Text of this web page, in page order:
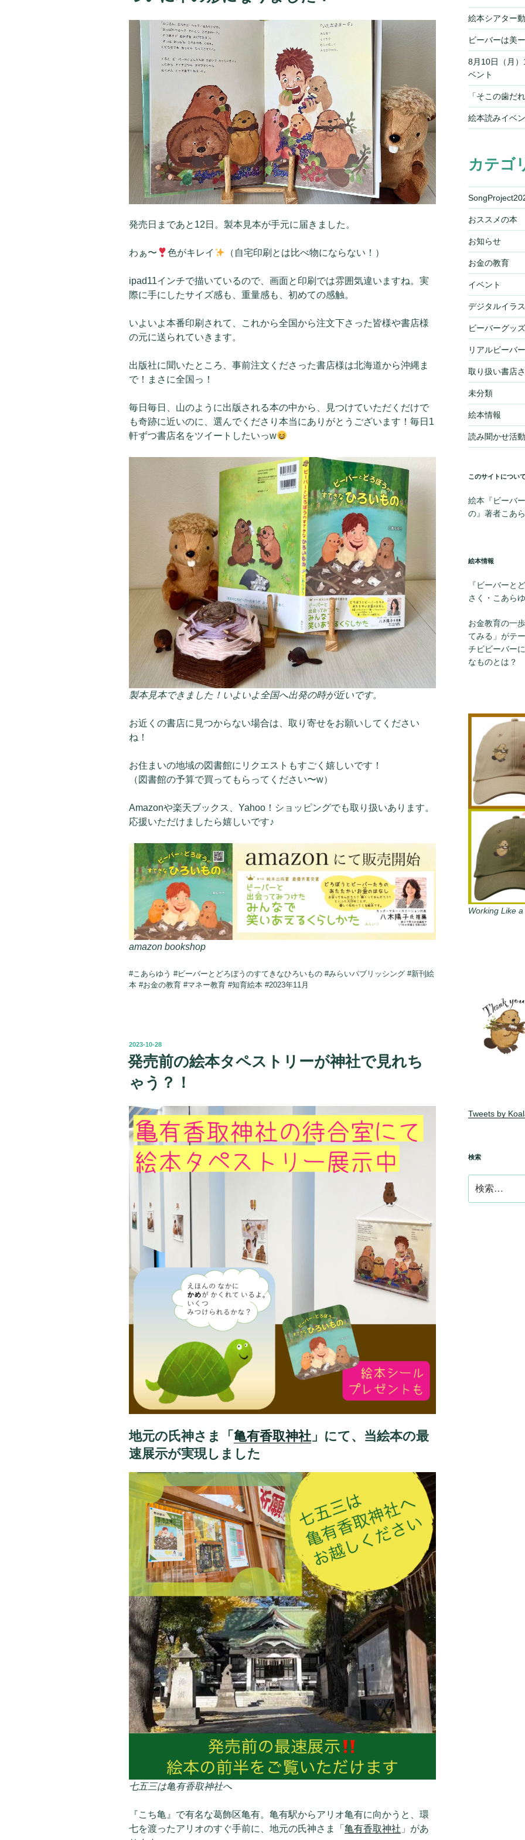
発売日まであと12日。製本見本が手元に届きました。
わぁ〜 色がキレイ （自宅印刷とは比べ物にならない！）
ipad11インチで描いているので、画面と印刷では雰囲気違いますね。実
際に手にしたサイズ感も、重量感も、初めての感触。
いよいよ本番印刷されて、これから全国から注文下さった皆様や書店様
の元に送られていきます。
出版社に聞いたところ、事前注文くださった書店様は北海道から沖縄ま
で！まさに全国っ！
毎日毎日、山のように出版される本の中から、見つけていただくだけで
も奇跡に近いのに、選んでくださり本当にありがとうございます！毎日1
軒ずつ書店名をツイートしたいっw
製本見本できました！いよいよ全国へ出発の時が近いです。
お近くの書店に見つからない場合は、取り寄せをお願いしてください
ね！
お住まいの地域の図書館にリクエストもすごく嬉しいです！
（図書館の予算で買ってもらってください〜w）
Amazonや楽天ブックス、Yahoo！ショッピングでも取り扱いあります。
応援いただけましたら嬉しいです♪
amazon bookshop
#こあらゆう #ビーバーとどろぼうのすてきなひろいもの #みらいパブリッシング #新刊絵
本 #お金の教育 #マネー教育 #知育絵本 #2023年11月
投
稿
日:
2023-10-28
発売前の絵本タペストリーが神社で見れち
ゃう？！
地元の氏神さま「 亀有香取神社 」にて、当絵本の最
速展示が実現しました
七五三は亀有香取神社へ
『こち亀』で有名な葛飾区亀有。亀有駅からアリオ亀有に向かうと、環
七を渡ったアリオのすぐ手前に、地元の氏神さま「 亀有香取神社 」があ
絵本シアター
ビーバーは美
8月10日（月
ベント
「そこの歯だ
絵本読みイベ
カテゴ
おススメの本
お知らせ
お金の教育
イベント
デジタルイラ
ビーバーグッズ
リアルビーバー
取り扱い書店
未分類
絵本情報
読み聞かせ活動
このサイトについて
絵本『ビーバ
の』著者こあ
絵本情報
『ビーバーと
さく・こあら
お金教育の一
てみる」がテ
チビビーバー
なものとは？
Working Like
Tweets by
検索
索: